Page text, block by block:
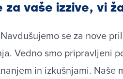
vaše izzive, vi
se za nove
Vedno smo pripravljeni
in izkušnjami. Naše